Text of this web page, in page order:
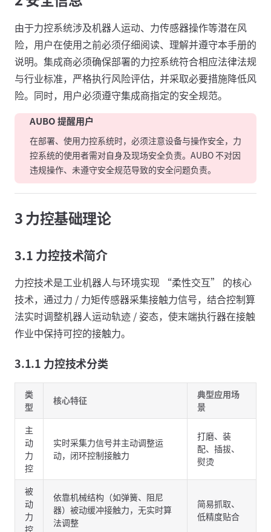
由于力控系统涉及机器人运动、力传感器操作等潜在风
险，用户在使用之前必须仔细阅读、理解并遵守本手册的
说明。集成商必须确保部署的力控系统符合相应法律法规
与行业标准，严格执行风险评估，并采取必要措施降低风
险。同时，用户必须遵守集成商指定的安全规范。
AUBO 提醒用户
在部署、使用力控系统时，必须注意设备与操作安全，力
控系统的使用者需对自身及现场安全负责。AUBO 不对因
违规操作、未遵守安全规范导致的安全问题负责。
3 力控基础理论
3.1 力控技术简介
力控技术是工业机器人与环境实现 “柔性交互” 的核心
技术，通过力 / 力矩传感器采集接触力信号，结合控制算
法实时调整机器人运动轨迹 / 姿态，使末端执行器在接触
作业中保持可控的接触力。
3.1.1 力控技术分类
类
型
核心特征
典型应用场
景
主
动
力
控
实时采集力信号并主动调整运
动，闭环控制接触力
打磨、装
配、插拔、
熨烫
被
动
力
控
依靠机械结构（如弹簧、阻尼
器）被动缓冲接触力，无实时算
法调整
简易抓取、
低精度贴合